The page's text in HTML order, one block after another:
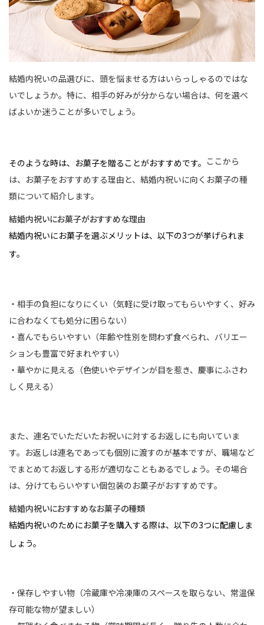
結婚内祝いの品選びに、頭を悩ませる方はいらっしゃるのではな
いでしょうか。特に、相手の好みが分からない場合は、何を選べ
ばよいか迷うことが多いでしょう。
そのような時は、お菓子を贈ることがおすすめです。 ここから
は、お菓子をおすすめする理由と、結婚内祝いに向くお菓子の種
類について紹介します。
結婚内祝いにお菓子がおすすめな理由
結婚内祝いにお菓子を選ぶメリットは、以下の3つが挙げられま
す。
・相手の負担になりにくい（気軽に受け取ってもらいやすく、好み
に合わなくても処分に困らない）
・喜んでもらいやすい（年齢や性別を問わず食べられ、バリエー
ションも豊富で好まれやすい）
・華やかに見える（色使いやデザインが目を惹き、慶事にふさわ
しく見える）
また、連名でいただいたお祝いに対するお返しにも向いていま
す。お返しは連名であっても個別に渡すのが基本ですが、職場など
でまとめてお返しする形が適切なこともあるでしょう。その場合
は、分けてもらいやすい個包装のお菓子がおすすめです。
結婚内祝いにおすすめなお菓子の種類
結婚内祝いのためにお菓子を購入する際は、以下の3つに配慮しま
しょう。
・保存しやすい物（冷蔵庫や冷凍庫のスペースを取らない、常温保
存可能な物が望ましい）